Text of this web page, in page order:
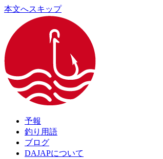
本文へスキップ
予報
釣り用語
ブログ
DAJAPについて